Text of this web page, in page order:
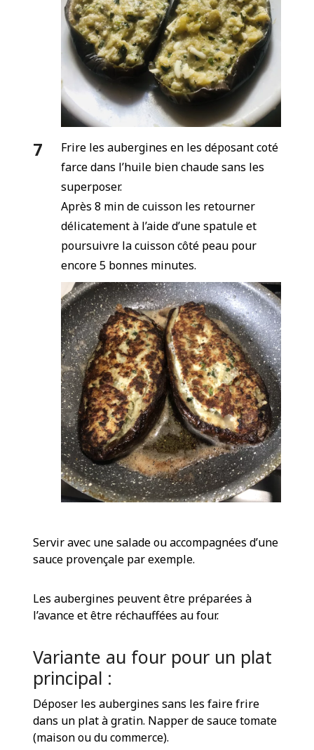
Frire les aubergines en les déposant coté
farce dans l’huile bien chaude sans les
superposer.
Après 8 min de cuisson les retourner
délicatement à l’aide d’une spatule et
poursuivre la cuisson côté peau pour
encore 5 bonnes minutes.
Servir avec une salade ou accompagnées d’une
sauce provençale par exemple.
Les aubergines peuvent être préparées à
l’avance et être réchauffées au four.
Variante au four pour un plat
principal :
Déposer les aubergines sans les faire frire
dans un plat à gratin. Napper de sauce tomate
(maison ou du commerce).